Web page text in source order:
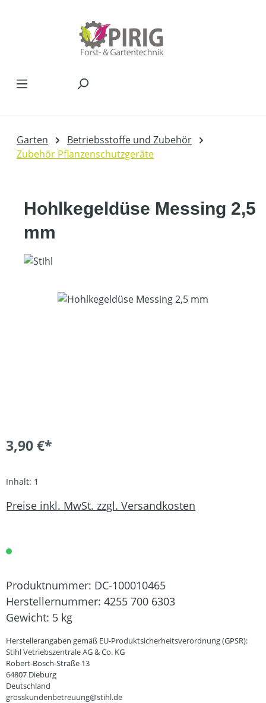
Garten
Betriebsstoffe und Zubehör
Zubehör Pflanzenschutzgeräte
Hohlkegeldüse Messing 2,5
mm
Bildergalerie überspringen
3,90 €*
Inhalt: 1
Preise inkl. MwSt. zzgl. Versandkosten
Produktnummer: DC-100010465
Herstellernummer: 4255 700 6303
Gewicht: 5 kg
Herstellerangaben gemäß EU-Produktsicherheitsverordnung (GPSR):
Stihl Vetriebszentrale AG & Co. KG
Robert-Bosch-Straße 13
64807 Dieburg
Deutschland
grosskundenbetreuung@stihl.de